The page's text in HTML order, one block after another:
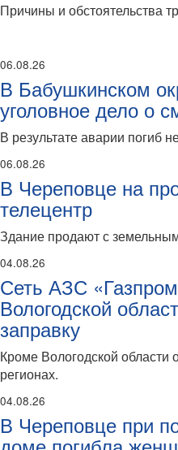
Причины и обстоятельства
06.08.26
В Бабушкинском
уголовное дело о
В результате аварии погиб
06.08.26
В Череповце на
телецентр
Здание продают с
04.08.26
Сеть АЗС
Вологодской
заправку
Кроме Вологодской
регионах.
04.08.26
В Череповце при